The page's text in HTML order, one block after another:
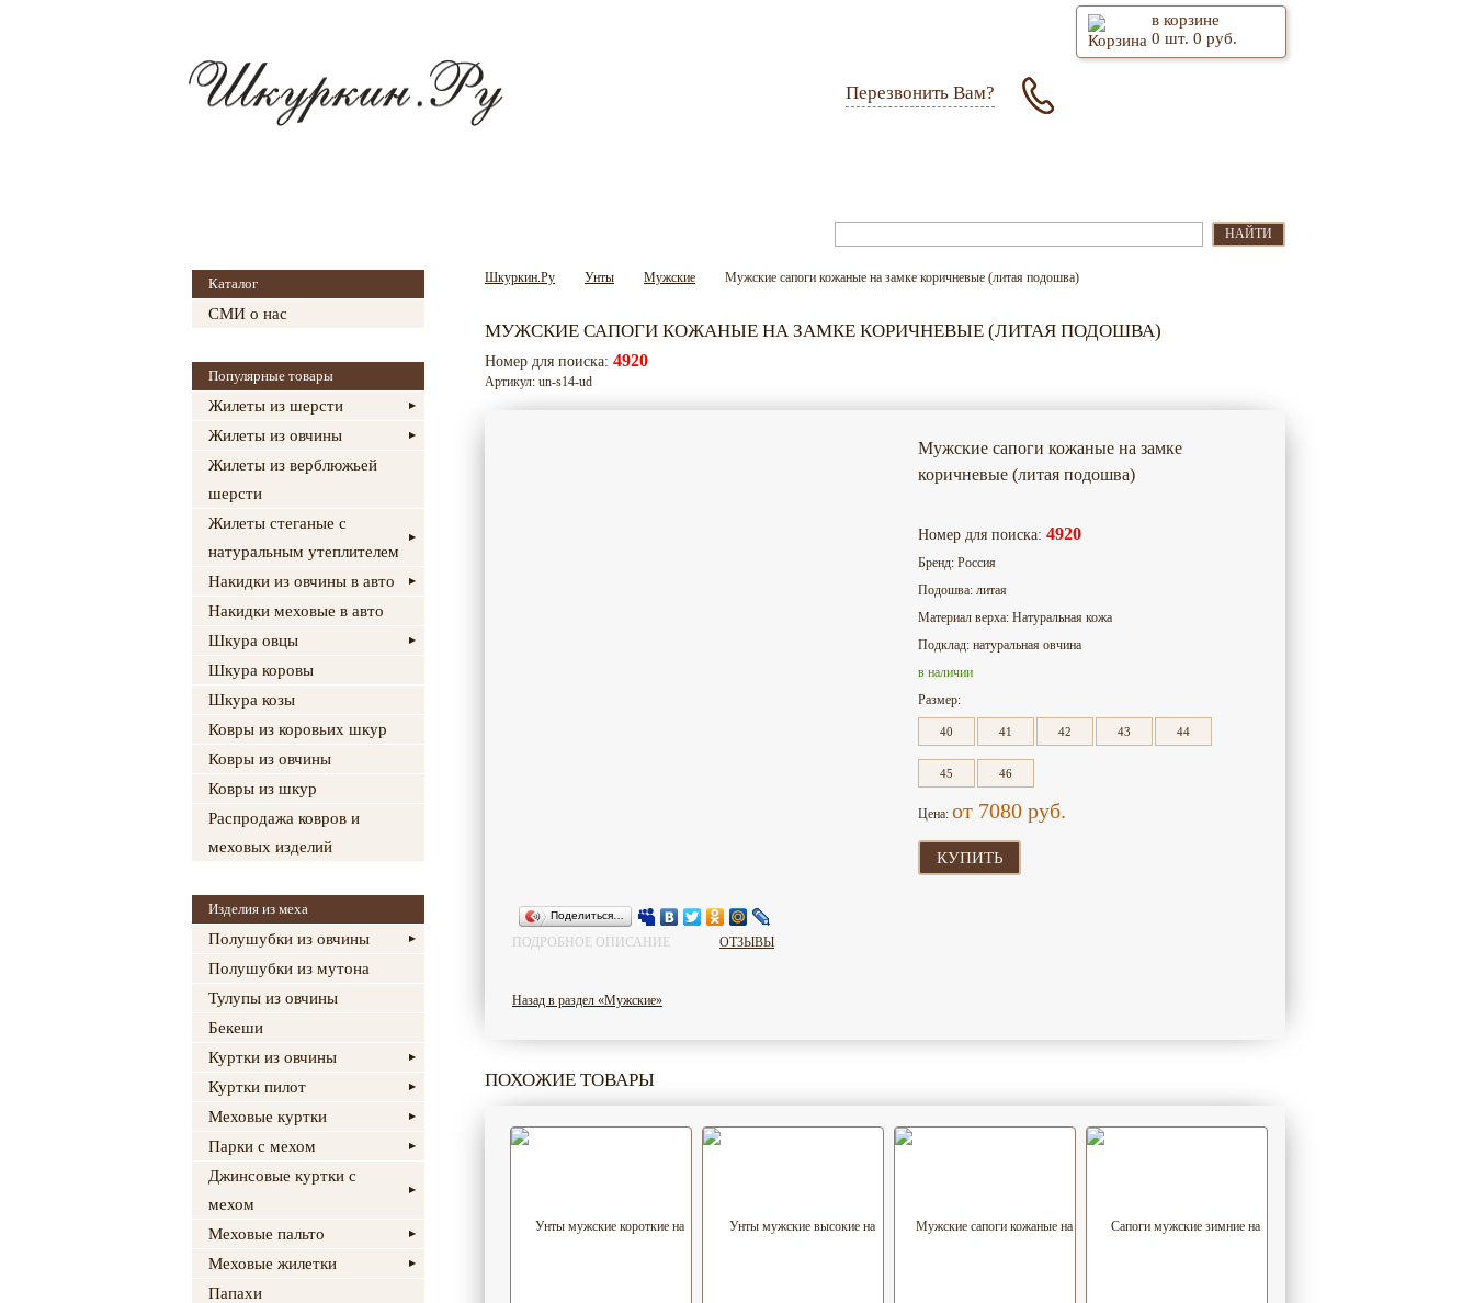
Перезвонить Вам?
в корзине
0 шт. 0 руб.
НАЙТИ
Каталог
СМИ о нас
Популярные товары
Жилеты из шерсти
Жилеты из овчины
Жилеты из верблюжьей
шерсти
Жилеты стеганые с
натуральным утеплителем
Накидки из овчины в авто
Накидки меховые в авто
Шкура овцы
Шкура коровы
Шкура козы
Ковры из коровьих шкур
Ковры из овчины
Ковры из шкур
Распродажа ковров и
меховых изделий
Изделия из меха
Полушубки из овчины
Полушубки из мутона
Тулупы из овчины
Бекеши
Куртки из овчины
Куртки пилот
Меховые куртки
Парки с мехом
Джинсовые куртки с
мехом
Меховые пальто
Меховые жилетки
Папахи
Шкуркин.Ру Унты Мужские Мужские сапоги кожаные на замке коричневые (литая подошва)
МУЖСКИЕ САПОГИ КОЖАНЫЕ НА ЗАМКЕ КОРИЧНЕВЫЕ (ЛИТАЯ ПОДОШВА)
Номер для поиска: 4920
Артикул: un-s14-ud
Мужские сапоги кожаные на замке
коричневые (литая подошва)
Номер для поиска: 4920
Бренд: Россия
Подошва: литая
Материал верха: Натуральная кожа
Подклад: натуральная овчина
в наличии
Размер:
40 41 42 43 44
45 46
Цена: от 7080 руб.
КУПИТЬ
Поделиться…
ПОДРОБНОЕ ОПИСАНИЕ ОТЗЫВЫ
Назад в раздел «Мужские»
ПОХОЖИЕ ТОВАРЫ